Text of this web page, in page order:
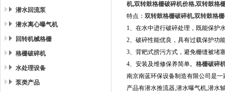
潜水回流泵
潜水离心曝气机
回转机械格栅
格栅破碎机
水处理设备
泵类产品
机,双转鼓格栅破碎机价格,双转鼓格
特点： 双转鼓格栅破碎机,双转鼓格
1、在水中进行破碎处理，既能保护
2、破碎性能优良，具有过载保护功
3、背耙式捞污方式，避免栅缝被堵
4、安装及维修保养简单。 格栅破碎
南京南蓝环保设备制造有限公司是
产品有潜水推流器,潜水曝气机,潜水